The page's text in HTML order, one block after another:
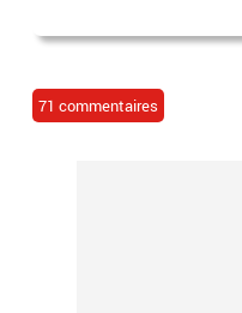
71 commentaires